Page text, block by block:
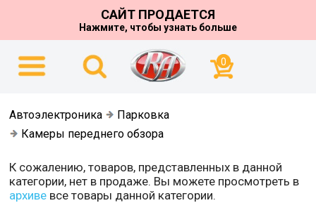
САЙТ ПРОДАЕТСЯ
Нажмите, чтобы узнать больше
0
Автоэлектроника
Парковка
Камеры переднего обзора
К сожалению, товаров, представленных в данной
категории, нет в продаже. Вы можете просмотреть в
архиве все товары данной категории.